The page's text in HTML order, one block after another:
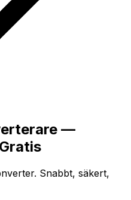
—
Snabbt, säkert,